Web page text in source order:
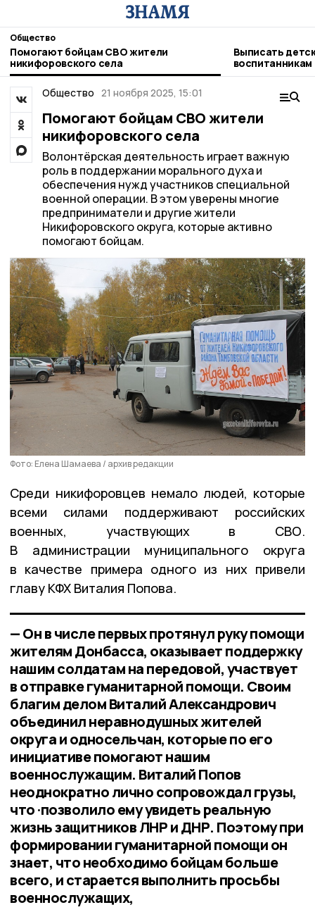
Общество
Помогают бойцам СВО жители
никифоровского села
Выписать
никифоровцам
Общество 21 ноября 2025, 15:01
Помогают бойцам СВО жители
никифоровского села
Волонтёрская деятельность играет важную
роль в поддержании морального духа и
обеспечения нужд участников специальной
военной операции. В этом уверены многие
предприниматели и другие жители
Никифоровского округа, которые активно
помогают бойцам.
Фото: Елена Шамаева / архив редакции
Среди никифоровцев немало людей, которые
всеми силами поддерживают российских
военных, участвующих в СВО.
В администрации муниципального округа
в качестве примера одного из них привели
главу КФХ Виталия Попова.
— Он в числе первых протянул руку помощи
жителям Донбасса, оказывает поддержку
нашим солдатам на передовой, участвует
в отправке гуманитарной помощи. Своим
благим делом Виталий Александрович
объединил неравнодушных жителей
округа и односельчан, которые по его
инициативе помогают нашим
военнослужащим. Виталий Попов
неоднократно лично сопровождал грузы,
что ·позволило ему увидеть реальную
жизнь защитников ЛНР и ДНР. Поэтому при
формировании гуманитарной помощи он
знает, что необходимо бойцам больше
всего, и старается выполнить просьбы
военнослужащих,